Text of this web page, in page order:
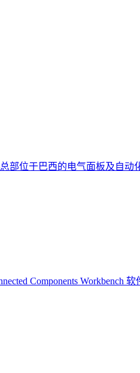
位于巴西的电气面板及自动
Components Workbench